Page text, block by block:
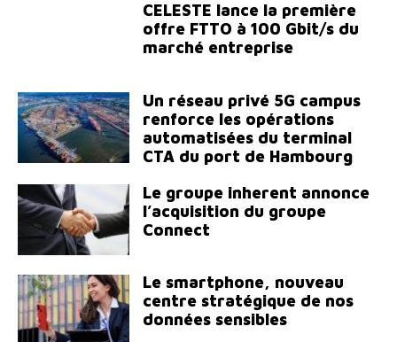
CELESTE lance la première
offre FTTO à 100 Gbit/s du
marché entreprise
Un réseau privé 5G campus
renforce les opérations
automatisées du terminal
CTA du port de Hambourg
Le groupe inherent annonce
l’acquisition du groupe
Connect
Le smartphone, nouveau
centre stratégique de nos
données sensibles